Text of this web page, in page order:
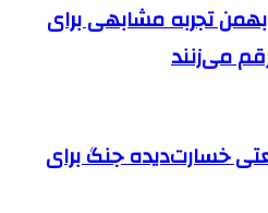
تجربه مشابهی برای
می‌زنند
صنعتی خسارت‌دیده جنگ برای